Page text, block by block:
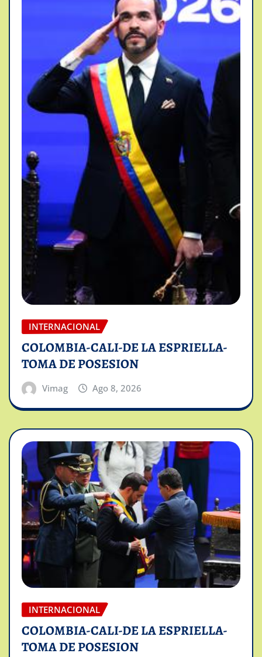
INTERNACIONAL
COLOMBIA-CALI-DE LA ESPRIELLA-
TOMA DE POSESION
Vimag Ago 8, 2026
INTERNACIONAL
COLOMBIA-CALI-DE LA ESPRIELLA-
TOMA DE POSESION